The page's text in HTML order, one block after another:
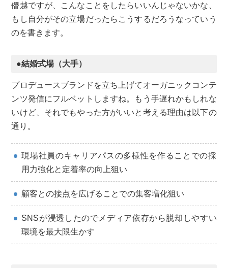
僭越ですが、こんなことをしたらいいんじゃないかな、
もし自分がその立場だったらこうするだろうなっていう
のを書きます。
●結婚式場（大手）
プロデュースブランドを立ち上げてオーガニックコンテ
ンツ発信にフルベットしますね。もう手遅れかもしれな
いけど、それでもやった方がいいと考える理由は以下の
通り。
現場社員のキャリアパスの多様性を作ることでの採
用力強化と定着率の向上狙い
顧客との接点を広げることでの集客増化狙い
SNSが浸透したのでメディア依存から脱却しやすい
環境を最大限生かす